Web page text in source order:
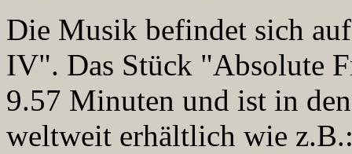
Die Musik befindet sich
IV". Das Stück "Absolute
9.57 Minuten und ist in
weltweit erhältlich wie